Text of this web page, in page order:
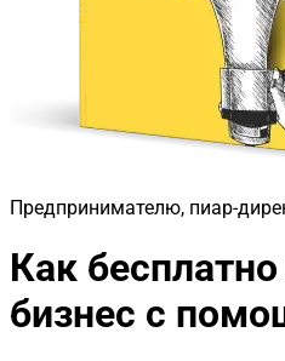
Предпринимателю, пиар-
Как
бизнес с